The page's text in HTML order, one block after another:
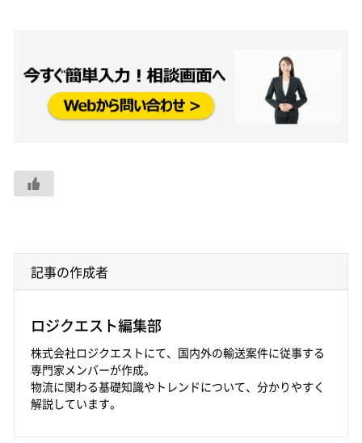
記事の作成者
ロジクエスト編集部
株式会社ロジクエストにて、国内外の輸送案件に従事する
専門家メンバーが作成。
物流に関わる基礎知識やトレンドについて、分かりやすく
解説しています。